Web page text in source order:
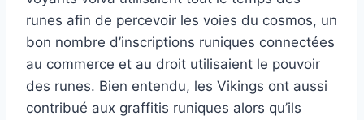
runes afin de percevoir les voies du cosmos, un
bon nombre d’inscriptions runiques connectées
au commerce et au droit utilisaient le pouvoir
des runes. Bien entendu, les Vikings ont aussi
contribué aux graffitis runiques alors qu’ils